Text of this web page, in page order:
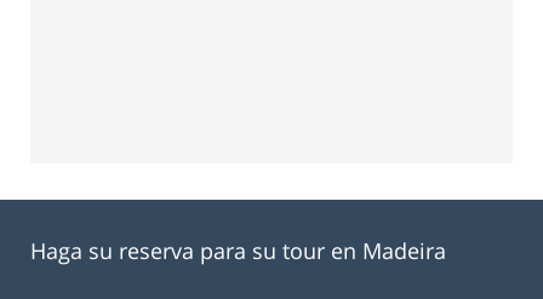
Haga su reserva para su tour en Madeira